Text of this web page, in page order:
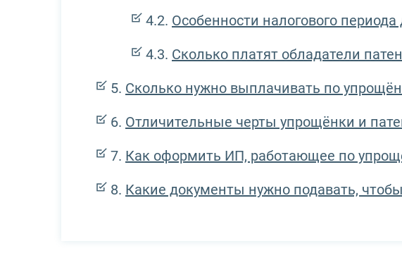
Особенности налогового
Сколько платят обладатели
Сколько нужно выплачивать по
Отличительные черты упрощёнки и
Как оформить ИП, работающее по
Какие документы нужно подавать,